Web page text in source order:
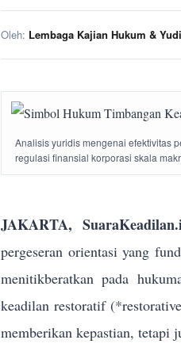
Oleh: Lembaga Kajian Hukum &
Analisis yuridis mengenai efektivitas
regulasi finansial korporasi skala
JAKARTA,
pergeseran orientasi yang
menitikberatkan pada
keadilan restoratif
memberikan kepastian, tetapi